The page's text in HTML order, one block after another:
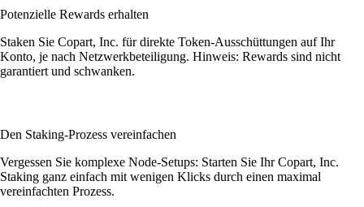
Potenzielle Rewards erhalten
Staken Sie Copart, Inc. für direkte Token-Ausschüttungen auf Ihr
Konto, je nach Netzwerkbeteiligung. Hinweis: Rewards sind nicht
garantiert und schwanken.
Den Staking-Prozess vereinfachen
Vergessen Sie komplexe Node-Setups: Starten Sie Ihr Copart, Inc.
Staking ganz einfach mit wenigen Klicks durch einen maximal
vereinfachten Prozess.